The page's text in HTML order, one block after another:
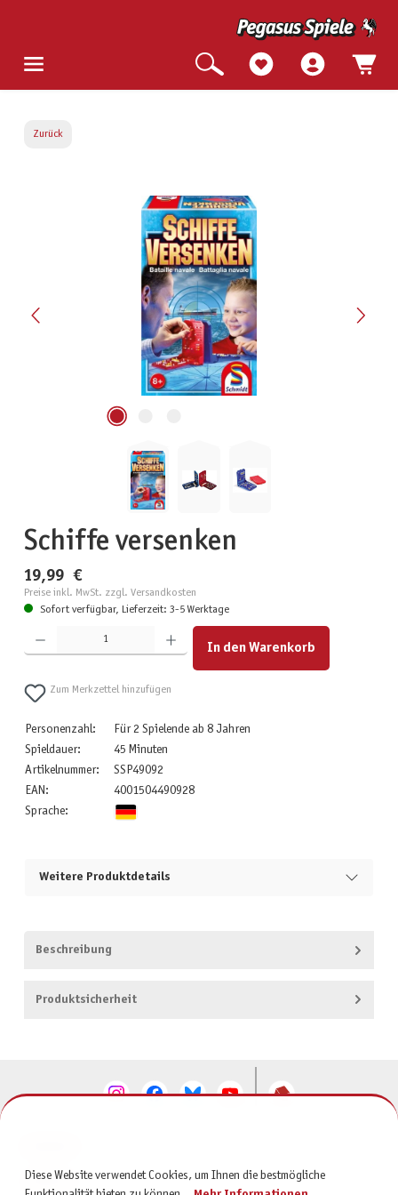
Zurück
Bildergalerie überspringen
Schiffe versenken
19,99 €
Preise inkl. MwSt. zzgl. Versandkosten
Sofort verfügbar, Lieferzeit: 3-5 Werktage
Produkt Anzahl: Gib den gewünschten Wert ein oder benutze die Schaltflächen um die Anzahl zu
In den Warenkorb
Zum Merkzettel hinzufügen
Personenzahl:
Für 2 Spielende ab 8 Jahren
Spieldauer:
45 Minuten
Artikelnummer:
SSP49092
EAN:
4001504490928
Sprache:
Weitere Produktdetails
Beschreibung
Produktsicherheit
SERVICE
Diese Website verwendet Cookies, um Ihnen die bestmögliche